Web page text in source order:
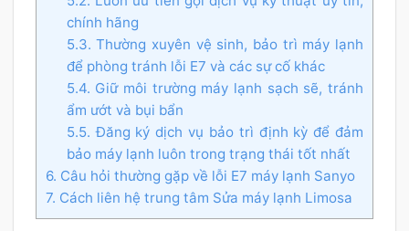
chính hãng
5.3. Thường xuyên vệ sinh, bảo trì máy lạnh
để phòng tránh lỗi E7 và các sự cố khác
5.4. Giữ môi trường máy lạnh sạch sẽ, tránh
ẩm ướt và bụi bẩn
5.5. Đăng ký dịch vụ bảo trì định kỳ để đảm
bảo máy lạnh luôn trong trạng thái tốt nhất
6. Câu hỏi thường gặp về lỗi E7 máy lạnh Sanyo
7. Cách liên hệ trung tâm Sửa máy lạnh Limosa